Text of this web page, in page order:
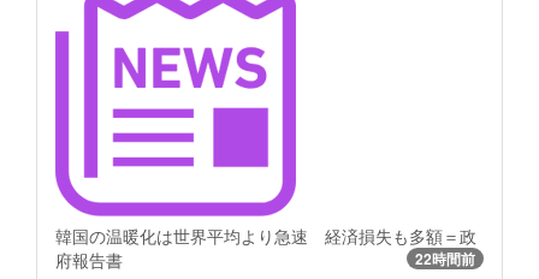
韓国の温暖化は世界平均より急速 経済損失も多額＝政
府報告書
22時間前